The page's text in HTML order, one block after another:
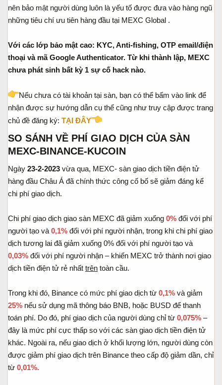
nên bảo mật người dùng luôn là yếu tố được đưa vào hàng ngũ
những tiêu chí ưu tiên hàng đầu tại MEXC Global .
Với các lớp bảo mật cao: KYC, Anti-fishing, OTP email/điện
thoại và mã Google Authenticator. Từ khi thành lập, MEXC
chưa phát sinh bất kỳ 1 sự cố hack nào.
Nếu chưa có tài khoản tại sàn, bạn có thể bấm vào link để
nhận được sự hướng dẫn cụ thể cũng như truy cập được trang
chủ đề đăng ký: TẠI ĐÂY
SO SÁNH VỀ PHÍ GIAO DỊCH CỦA SÀN
MEXC-BINANCE-KUCOIN
Ngày 23-2-2023 vừa qua, MEXC- sàn giao dịch tiền điện tử
hàng đầu Châu Á đã chính thức công cố bố sẽ giảm đáng kể
chi phí giao dịch.
Chi phí giao dịch giao sàn MEXC đã giảm xuống 0% đối với phí
người tạo và 0,1% đối với phí người nhận, trong khi chi phí giao
dịch tương lai đã giảm xuống 0% đối với phí người tạo và
0,03% đối với phí người nhận – khiến MEXC trở thành nơi giao
dịch tiền điện tử rẻ nhất trên toàn cầu.
Trong khi đó, Binance có mức phí giao dịch từ 0,1% và giảm
25% nếu sử dụng mã thông báo BNB, hoặc BUSD để thanh
toán phí. Do đó, phí giao dịch của người dùng chỉ từ 0,075% –
đây là mức phí cực thấp so với các sàn giao dịch tiền điện tử
khác. Ngoài ra, nếu giao dịch ở khối lượng lớn, người dùng còn
được giảm phí giao dịch trên Binance theo cấp độ giảm dần, chỉ
từ 0,01%.